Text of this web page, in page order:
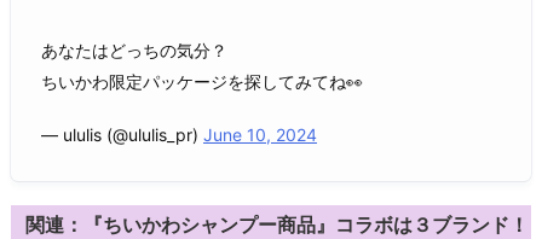
あなたはどっちの気分？
ちいかわ限定パッケージを探してみてね👀
— ululis (@ululis_pr) June 10, 2024
関連：『ちいかわシャンプー商品』コラボは３ブランド！